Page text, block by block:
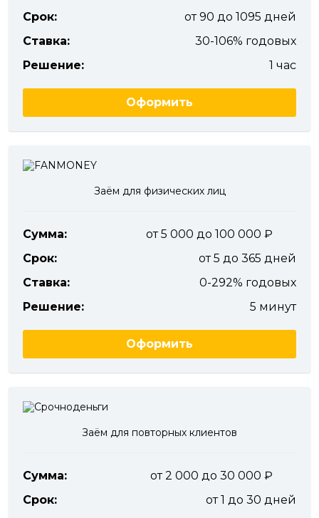
Срок:
от 90 до 1095 дней
Ставка:
30-106% годовых
Решение:
1 час
Оформить
Заём для физических лиц
Сумма:
от 5 000 до 100 000
Срок:
от 5 до 365 дней
Ставка:
0-292% годовых
Решение:
5 минут
Оформить
Заём для повторных клиентов
Сумма:
от 2 000 до 30 000
Срок:
от 1 до 30 дней